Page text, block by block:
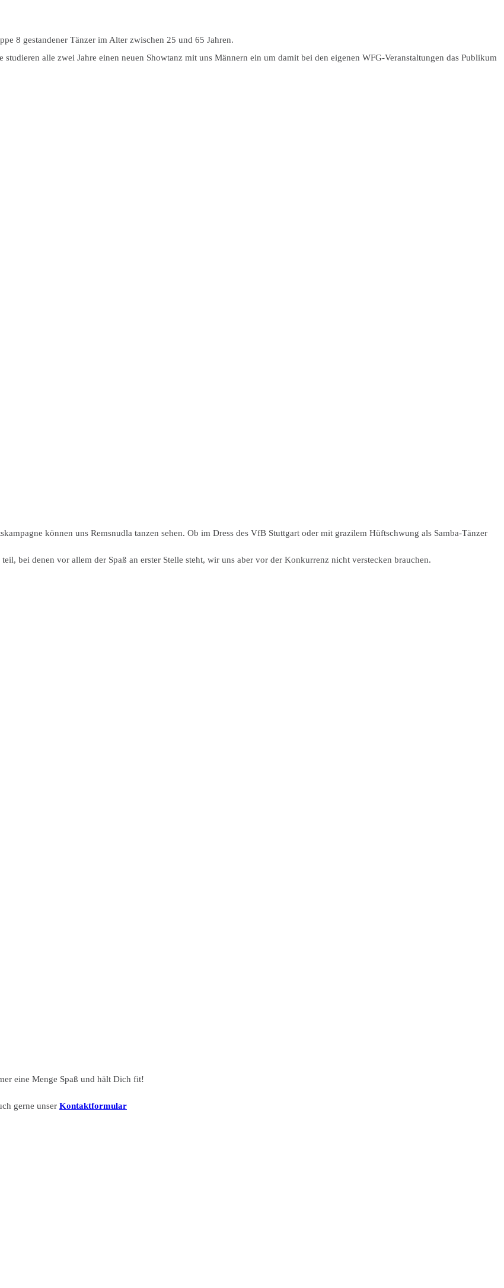
8 gestandener Tänzer im Alter zwischen 25 und 65 Jahren.
alle zwei Jahre einen neuen Showtanz mit uns Männern ein um damit bei den eigenen WFG-Veranstaltungen das Publikum
können uns Remsnudla tanzen sehen. Ob im Dress des VfB Stuttgart oder mit grazilem Hüftschwung als Samba-Tänzer
bei denen vor allem der Spaß an erster Stelle steht, wir uns aber vor der Konkurrenz nicht verstecken brauchen.
eine Menge Spaß und hält Dich fit!
gerne unser Kontaktformular